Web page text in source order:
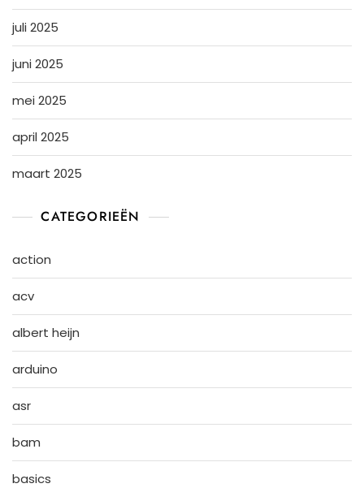
juli 2025
juni 2025
mei 2025
april 2025
maart 2025
CATEGORIEËN
action
acv
albert heijn
arduino
asr
bam
basics